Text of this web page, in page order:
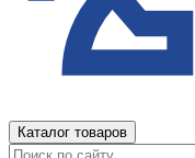
Каталог товаров